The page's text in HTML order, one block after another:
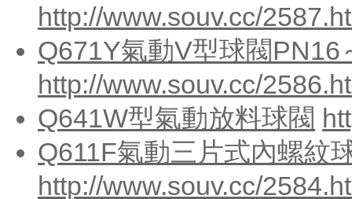
http://www.souv.cc/
Q671Y氣動V型球閥PN16
http://www.souv.cc/
Q641W型氣動放料球閥
Q611F氣動三片式內螺紋
http://www.souv.cc/